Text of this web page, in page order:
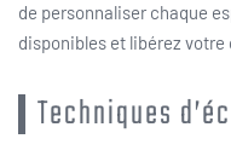
de personnaliser chaque
disponibles et libérez
Techniques